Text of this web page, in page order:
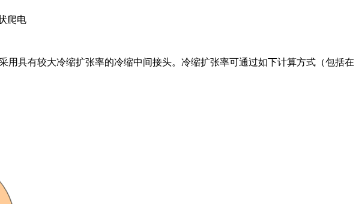
爬电
具有较大冷缩扩张率的冷缩中间接头。冷缩扩张率可通过如下计算方式（包括在